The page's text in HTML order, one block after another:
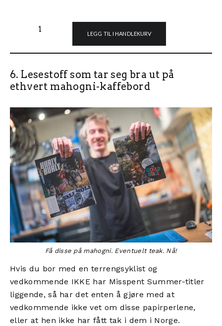
LEGG TIL I HANDLEKURV
6. Lesestoff som tar seg bra ut på
ethvert mahogni-kaffebord
Få disse på mahogni. Eventuelt teak. Nå!
Hvis du bor med en terrengsyklist og
vedkommende IKKE har Misspent Summer-titler
liggende, så har det enten å gjøre med at
vedkommende ikke vet om disse papirperlene,
eller at hen ikke har fått tak i dem i Norge.